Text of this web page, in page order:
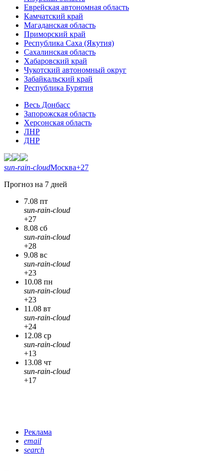
Еврейская автономная область
Камчатский край
Магаданская область
Приморский край
Республика Саха (Якутия)
Сахалинская область
Хабаровский край
Чукотский автономный округ
Забайкальский край
Республика Бурятия
Весь Донбасс
Запорожская область
Херсонская область
ЛНР
ДНР
sun-rain-cloudМосква+27
Прогноз на 7 дней
7.08 пт
sun-rain-cloud
+27
8.08 сб
sun-rain-cloud
+28
9.08 вс
sun-rain-cloud
+23
10.08 пн
sun-rain-cloud
+23
11.08 вт
sun-rain-cloud
+24
12.08 ср
sun-rain-cloud
+13
13.08 чт
sun-rain-cloud
+17
Реклама
email
search